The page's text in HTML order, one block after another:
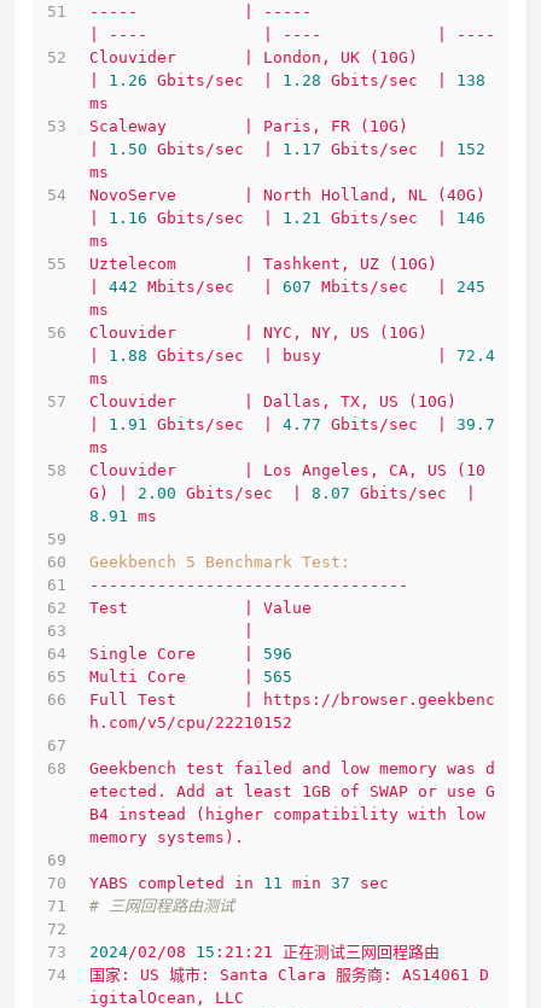
-----
-----
---- ----
----
Clouvider
London, UK
(10G)
1.26 Gbits/sec 1.28 Gbits/sec
138
ms
Scaleway
Paris, FR
(10G)
1.50 Gbits/sec 1.17 Gbits/sec
152
ms
NovoServe
North Holland, NL
(40G)
1.16 Gbits/sec 1.21 Gbits/sec
146
ms
Uztelecom
Tashkent, UZ
(10G)
442 Mbits/sec 607 Mbits/sec
245
ms
Clouvider
NYC, NY, US
(10G)
1.88 Gbits/sec busy
72.4
ms
Clouvider
Dallas, TX, US
(10G)
1.91 Gbits/sec 4.77 Gbits/sec
39.7
ms
Clouvider
Los Angeles, CA, US
(10
G)
2.00 Gbits/sec 8.07 Gbits/sec
8.91
ms
Geekbench 5 Benchmark Test:
---------------------------------
Test
Value
Single Core
596
Multi
Core
565
Full
Test
https://browser.geekbenc
h.com/v5/cpu/22210152
Geekbench test failed and low memory was d
etected.
Add at least 1GB of SWAP or use G
B4 instead (higher compatibility with
low
memory systems).
YABS completed in 11 min 37
sec
# 三网回程路由测试
2024/02/08 15 :21:21
正在测试三网回程路由
国家:
US 城市: Santa Clara 服务商: AS14061
D
igitalOcean,
LLC